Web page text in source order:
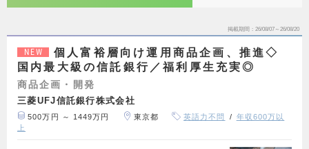
掲載期間 26/08/07～26/08/20
NEW
個人富裕層向け運用商品企画、推進◇
国内最大級の信託銀行／福利厚生充実◎
商品企画・開発
三菱UFJ信託銀行株式会社
500万円 ～ 1449万円 東京都 英語力不問
年収600万以
上